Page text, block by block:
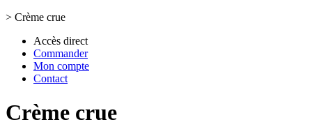
> Crème crue
Accès direct
Commander
Mon compte
Contact
Crème crue